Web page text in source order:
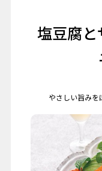
塩豆腐
やさしい旨みを